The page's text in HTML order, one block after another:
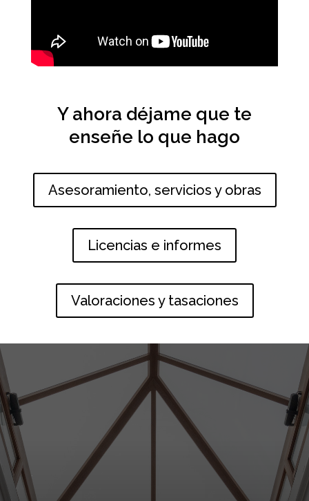
Y ahora déjame que te
enseñe lo que hago
Asesoramiento, servicios y obras
Licencias e informes
Valoraciones y tasaciones
.